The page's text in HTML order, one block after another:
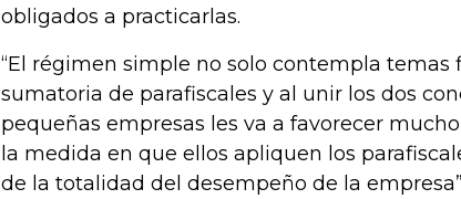
obligados a practicarlas.
“El régimen simple no solo contempla temas
sumatoria de parafiscales y al unir los dos
pequeñas empresas les va a favorecer
la medida en que ellos apliquen los
de la totalidad del desempeño de la